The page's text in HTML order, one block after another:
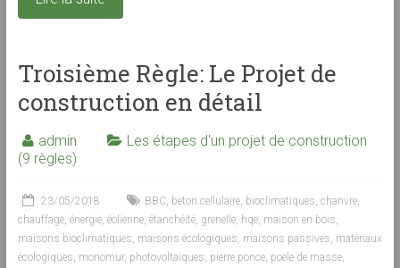
Troisième Règle: Le Projet de
construction en détail
admin
Les étapes d'un projet de construction
(9 règles)
23/05/2018 BBC, beton cellulaire, bioclimatiques, chanvre,
chauffage, énergie, éolienne, étanchéité, grenelle, hqe, maison en bois,
maisons bioclimatiques, maisons écologiques, maisons passives, matériaux
écologiques, monomur, photovoltaiques, pierre ponce, poele de masse,